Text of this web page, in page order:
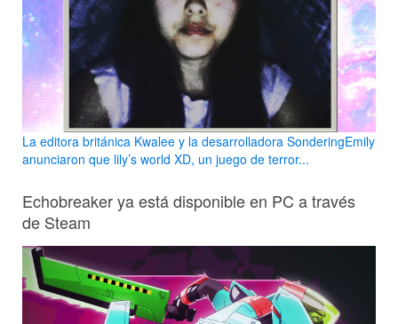
La editora británica Kwalee y la desarrolladora SonderingEmily
anunciaron que lily’s world XD, un juego de terror...
Echobreaker ya está disponible en PC a través
de Steam